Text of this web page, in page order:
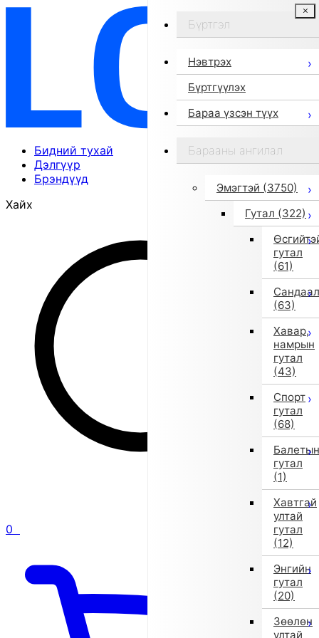
Бидний тухай
Дэлгүүр
Брэндүүд
Хайх
0
Бүртгэл
Нэвтрэх
Бүртгүүлэх
Бараа үзсэн түүх
Барааны ангилал
Эмэгтэй (3750)
Гутал (322)
гутал
(61)
Сандаал
(63)
Хавар,
намрын
гутал
(43)
Спорт
гутал
(68)
Балетын
гутал
(1)
Хавтгай
ултай
гутал
(12)
Энгийн
гутал
(20)
Зөөлөн
ултай